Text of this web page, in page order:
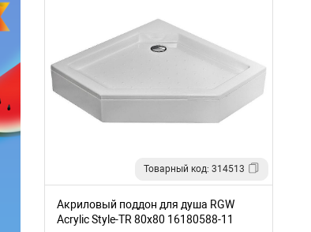
Товарный код: 314513
Акриловый поддон для душа RGW
Acrylic Style-TR 80x80 16180588-11